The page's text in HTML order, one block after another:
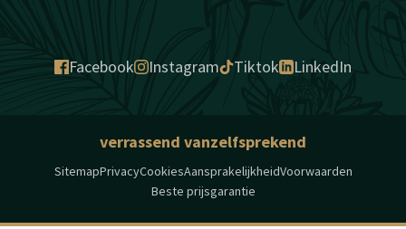
Facebook Instagram Tiktok LinkedIn
verrassend vanzelfsprekend
SitemapPrivacyCookiesAansprakelijkheidVoorwaarden
Beste prijsgarantie